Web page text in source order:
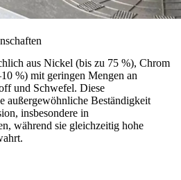
aus Nickel (bis zu 75 %), Chrom
%) mit geringen Mengen an
und Schwefel. Diese
außergewöhnliche Beständigkeit
insbesondere in
während sie gleichzeitig hohe